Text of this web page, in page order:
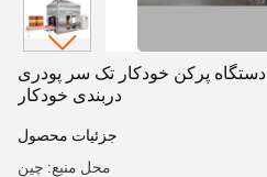
دستگاه پرکن خودکار تک سر پودری SG-BF100 دستگاه پرکن و
دربندی خودکار
جزئیات محصول
محل منبع: چین